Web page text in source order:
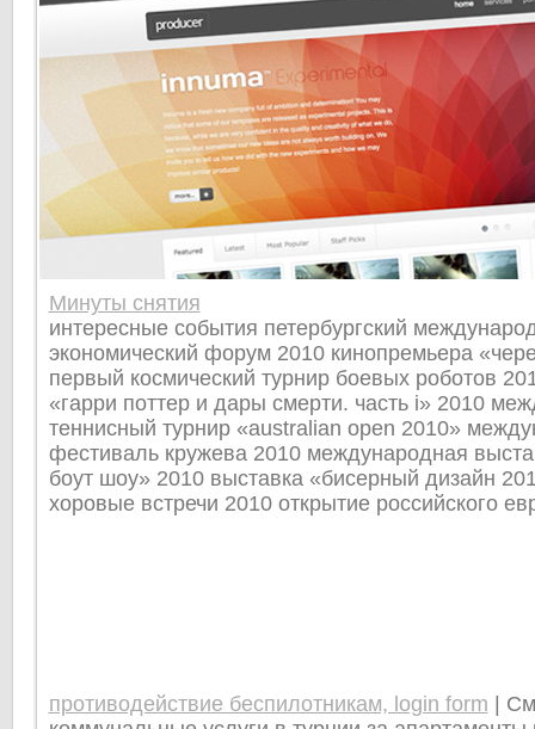
Минуты снятия
интересные события петербургский
экономический форум 2010 кинопремьера
первый космический турнир боевых роботов
«гарри поттер и дары смерти. часть i» 2010
теннисный турнир «australian open 2010»
фестиваль кружева 2010 международная
боут шоу» 2010 выставка «бисерный дизайн
хоровые встречи 2010 открытие российского
противодействие беспилотникам, login form |